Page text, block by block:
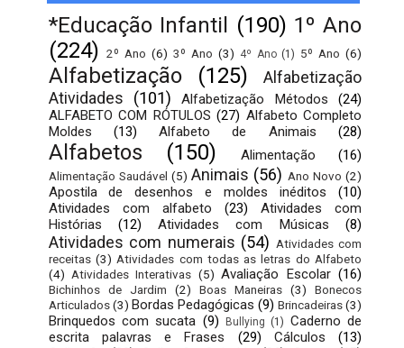
*Educação Infantil (190) 1º Ano
(224) 2º Ano (6) 3º Ano (3) 4º Ano (1) 5º Ano (6)
Alfabetização (125)
Alfabetização
Atividades
(101) Alfabetização Métodos
(24)
ALFABETO COM RÓTULOS (27) Alfabeto Completo
Moldes
(13) Alfabeto de Animais (28)
Alfabetos (150) Alimentação (16)
Alimentação Saudável (5) Animais (56) Ano Novo (2)
Apostila de desenhos e moldes inéditos
(10)
Atividades com alfabeto
(23)
Atividades com
Histórias
(12) Atividades com Músicas (8)
Atividades com numerais (54) Atividades com
receitas (3) Atividades com todas as letras do Alfabeto
(4) Atividades Interativas (5) Avaliação Escolar (16)
Bichinhos de Jardim (2) Boas Maneiras (3)
Bonecos
Articulados (3) Bordas Pedagógicas (9) Brincadeiras(3)
Brinquedos com sucata (9) Bullying (1) Caderno de
escrita palavras e Frases
(29) Cálculos
(13)